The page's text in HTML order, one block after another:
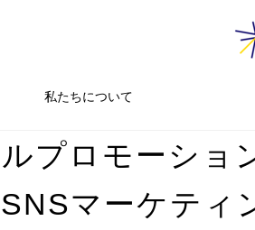
私たちについて
ルプロモーショ
マーケティ